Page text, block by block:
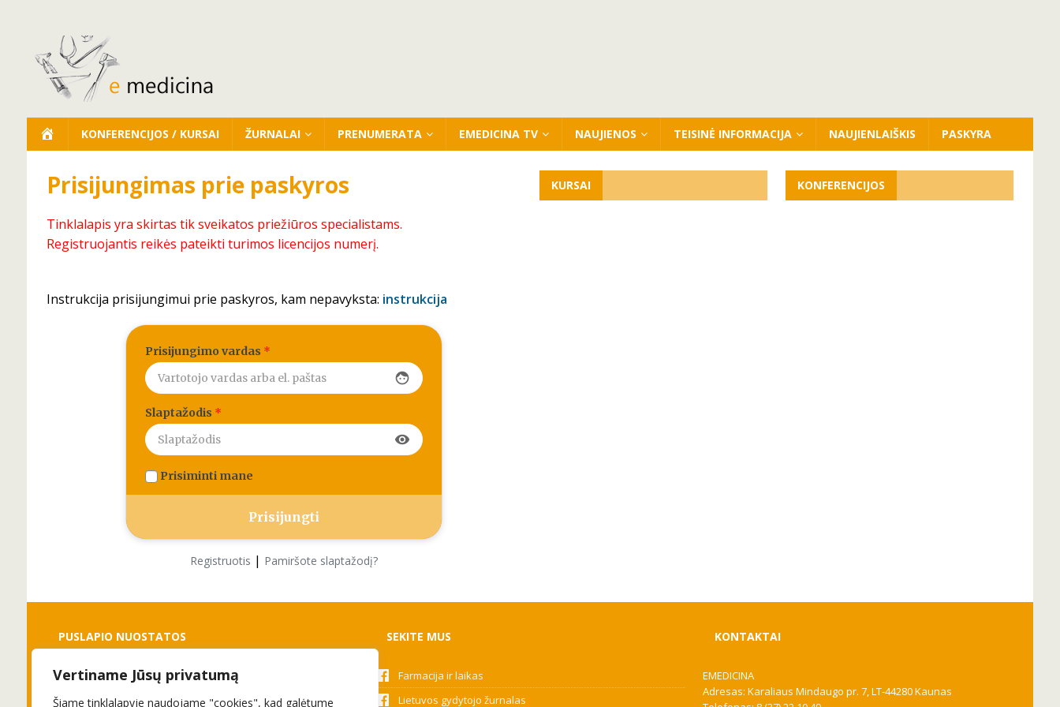
Vertiname Jūsų privatumą
Šiame tinklalapyje naudojame "cookies", kad galėtume
KONFERENCIJOS / KURSAI ŽURNALAI PRENUMERATA EMEDICINA TV NAUJIENOS TEISINĖ INFORMACIJA NAUJIENLAIŠKIS PASKYRA
Prisijungimas prie paskyros
Tinklalapis yra skirtas tik sveikatos priežiūros specialistams.
Registruojantis reikės pateikti turimos licencijos numerį.
Instrukcija prisijungimui prie paskyros, kam nepavyksta: instrukcija
Prisijungimo vardas *
face
Slaptažodis *
visibility
Prisiminti mane
Registruotis | Pamiršote slaptažodį?
KURSAI KONFERENCIJOS
PUSLAPIO NUOSTATOS
Slapukai
Privatumo politika
SEKITE MUS
Farmacija ir laikas
Lietuvos gydytojo žurnalas
KONTAKTAI
EMEDICINA
Adresas: Karaliaus Mindaugo pr. 7, LT-44280 Kaunas